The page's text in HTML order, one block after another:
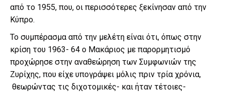
από το 1955, που, οι περισσότερες ξεκίνησαν από την
Κύπρο.
Το συμπέρασμα από την μελέτη είναι ότι, όπως στην
κρίση του 1963- 64 ο Μακάριος με παρορμητισμό
προχώρησε στην αναθεώρηση των Συμφωνιών της
Ζυρίχης, που είχε υπογράψει μόλις πριν τρία χρόνια,
θεωρώντας τις διχοτομικές- και ήταν τέτοιες-